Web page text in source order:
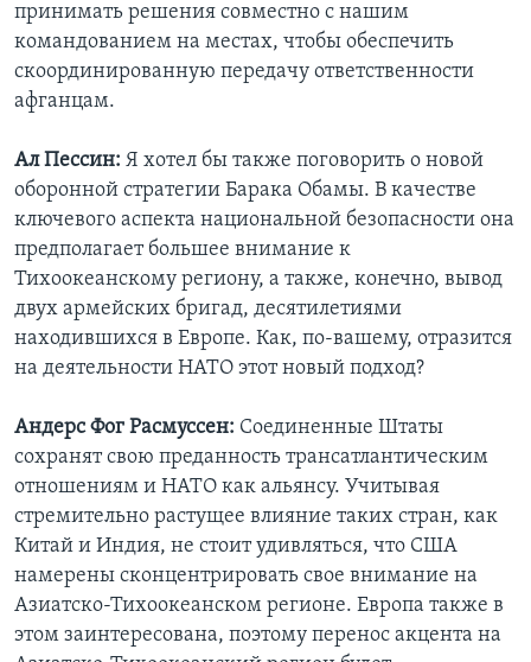
принимать решения совместно с нашим
командованием на местах, чтобы обеспечить
скоординированную передачу ответственности
афганцам.
Ал Пессин: Я хотел бы также поговорить о новой
оборонной стратегии Барака Обамы. В качестве
ключевого аспекта национальной безопасности она
предполагает большее внимание к
Тихоокеанскому региону, а также, конечно, вывод
двух армейских бригад, десятилетиями
находившихся в Европе. Как, по-вашему, отразится
на деятельности НАТО этот новый подход?
Андерс Фог Расмуссен: Соединенные Штаты
сохранят свою преданность трансатлантическим
отношениям и НАТО как альянсу. Учитывая
стремительно растущее влияние таких стран, как
Китай и Индия, не стоит удивляться, что США
намерены сконцентрировать свое внимание на
Азиатско-Тихоокеанском регионе. Европа также в
этом заинтересована, поэтому перенос акцента на